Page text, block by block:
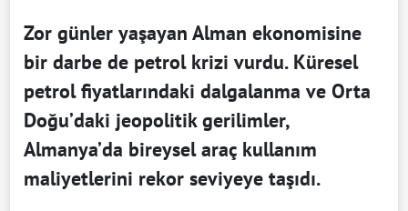
Zor günler yaşayan Alman ekonomisine
bir darbe de petrol krizi vurdu. Küresel
petrol fiyatlarındaki dalgalanma ve Orta
Doğu’daki jeopolitik gerilimler,
Almanya’da bireysel araç kullanım
maliyetlerini rekor seviyeye taşıdı.